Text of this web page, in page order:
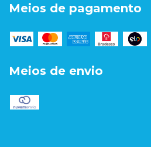
Meios de pagamento
Meios de envio